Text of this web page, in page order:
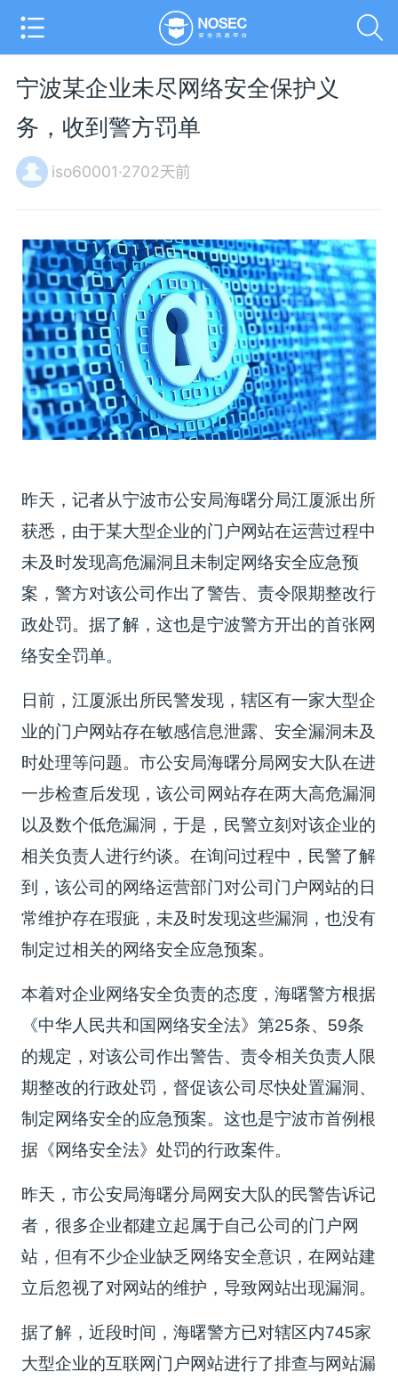
宁波某企业未尽网络安全保护义
务，收到警方罚单
iso60001·2702天前
昨天，记者从宁波市公安局海曙分局江厦派出所
获悉，由于某大型企业的门户网站在运营过程中
未及时发现高危漏洞且未制定网络安全应急预
案，警方对该公司作出了警告、责令限期整改行
政处罚。据了解，这也是宁波警方开出的首张网
络安全罚单。
日前，江厦派出所民警发现，辖区有一家大型企
业的门户网站存在敏感信息泄露、安全漏洞未及
时处理等问题。市公安局海曙分局网安大队在进
一步检查后发现，该公司网站存在两大高危漏洞
以及数个低危漏洞，于是，民警立刻对该企业的
相关负责人进行约谈。在询问过程中，民警了解
到，该公司的网络运营部门对公司门户网站的日
常维护存在瑕疵，未及时发现这些漏洞，也没有
制定过相关的网络安全应急预案。
本着对企业网络安全负责的态度，海曙警方根据
《中华人民共和国网络安全法》第25条、59条
的规定，对该公司作出警告、责令相关负责人限
期整改的行政处罚，督促该公司尽快处置漏洞、
制定网络安全的应急预案。这也是宁波市首例根
据《网络安全法》处罚的行政案件。
昨天，市公安局海曙分局网安大队的民警告诉记
者，很多企业都建立起属于自己公司的门户网
站，但有不少企业缺乏网络安全意识，在网站建
立后忽视了对网站的维护，导致网站出现漏洞。
据了解，近段时间，海曙警方已对辖区内745家
大型企业的互联网门户网站进行了排查与网站漏